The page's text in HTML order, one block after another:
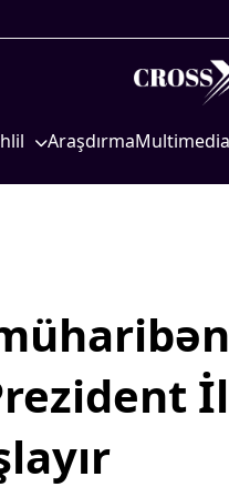
AraşdırmaMultimedia